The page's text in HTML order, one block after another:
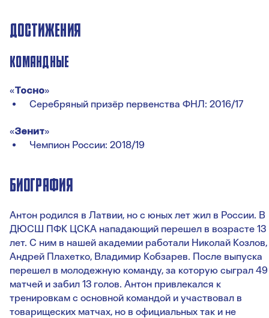
ДОСТИЖЕНИЯ
КОМАНДНЫЕ
«Тосно»
Серебряный призёр первенства ФНЛ: 2016/17
«Зенит»
Чемпион России: 2018/19
БИОГРАФИЯ
Антон родился в Латвии, но с юных лет жил в России. В
ДЮСШ ПФК ЦСКА нападающий перешел в возрасте 13
лет. С ним в нашей академии работали Николай Козлов,
Андрей Плахетко, Владимир Кобзарев. После выпуска
перешел в молодежную команду, за которую сыграл 49
матчей и забил 13 голов. Антон привлекался к
тренировкам с основной командой и участвовал в
товарищеских матчах, но в официальных так и не